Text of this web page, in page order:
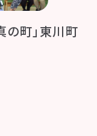
町」東川町